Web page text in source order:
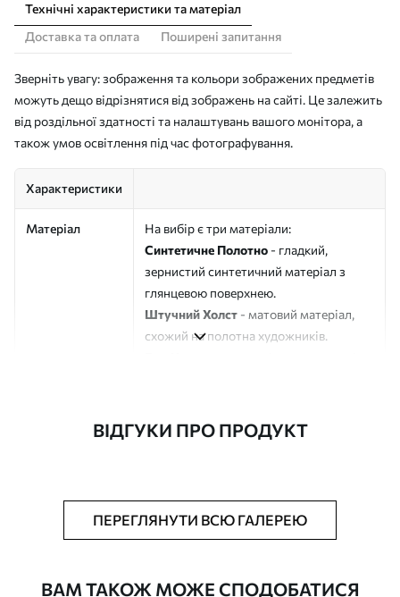
Технічні характеристики та матеріал
Доставка та оплата
Поширені запитання
Зверніть увагу: зображення та кольори зображених предметів
можуть дещо відрізнятися від зображень на сайті. Це залежить
від роздільної здатності та налаштувань вашого монітора, а
також умов освітлення під час фотографування.
Характеристики
Матеріал
На вибір є три матеріали:
Синтетичне Полотно - гладкий,
зернистий синтетичний матеріал з
глянцевою поверхнею.
Штучний Холст - матовий матеріал,
схожий на полотна художників.
Додатково Можна додати лакове покриття.
ВІДГУКИ ПРО ПРОДУКТ
ПЕРЕГЛЯНУТИ ВСЮ ГАЛЕРЕЮ
ВАМ ТАКОЖ МОЖЕ СПОДОБАТИСЯ